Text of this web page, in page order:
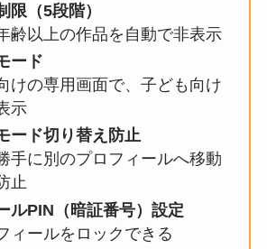
限（5段階）
齢以上の作品を自動で非表示
ード
けの専用画面で、子ども向け
示
ード切り替え防止
手に別のプロフィールへ移動
止
ルPIN（暗証番号）設定
ィールをロックできる